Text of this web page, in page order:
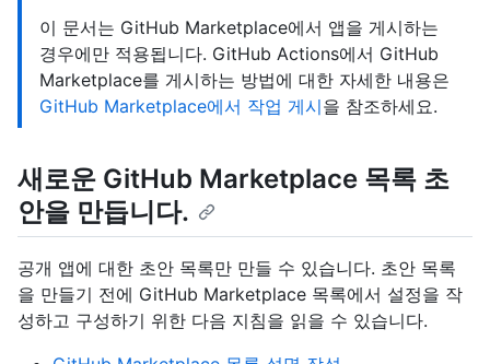
이 문서는 GitHub Marketplace에서 앱을 게시하는
경우에만 적용됩니다. GitHub Actions에서 GitHub
Marketplace를 게시하는 방법에 대한 자세한 내용은
GitHub Marketplace에서 작업 게시을 참조하세요.
새로운 GitHub Marketplace 목록 초
안을 만듭니다.
공개 앱에 대한 초안 목록만 만들 수 있습니다. 초안 목록
을 만들기 전에 GitHub Marketplace 목록에서 설정을 작
성하고 구성하기 위한 다음 지침을 읽을 수 있습니다.